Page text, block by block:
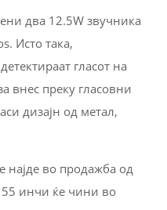
два 12.5W звучника
Исто така,
гласот на
внес преку гласовни
дизајн од метал,
најде во продажба од
инчи ќе чини во